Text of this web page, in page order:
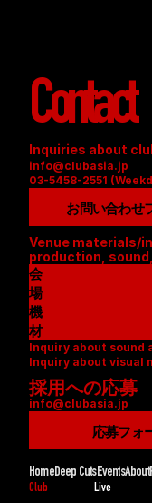
Contact
Inquiries about
info@clubasia.jp
03-5458-2551
お問い合わせ
Venue materials/
production,
会
場
資
料
(
P
D
F
機
材
リ
ス
ト
(
D
F
)
Inquiry about sound
Inquiry about visual
採用への応募
info@clubasia.jp
応募フォ
HomeDeep CutsEventsAbout
Club Live